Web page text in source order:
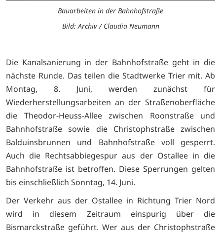
Bauarbeiten in der Bahnhofstraße
Bild: Archiv / Claudia Neumann
Die Kanalsanierung in der Bahnhofstraße geht in die
nächste Runde. Das teilen die Stadtwerke Trier mit. Ab
Montag, 8. Juni, werden zunächst für
Wiederherstellungsarbeiten an der Straßenoberfläche
die Theodor-Heuss-Allee zwischen Roonstraße und
Bahnhofstraße sowie die Christophstraße zwischen
Balduinsbrunnen und Bahnhofstraße voll gesperrt.
Auch die Rechtsabbiegespur aus der Ostallee in die
Bahnhofstraße ist betroffen. Diese Sperrungen gelten
bis einschließlich Sonntag, 14. Juni.
Der Verkehr aus der Ostallee in Richtung Trier Nord
wird in diesem Zeitraum einspurig über die
Bismarckstraße geführt. Wer aus der Christophstraße